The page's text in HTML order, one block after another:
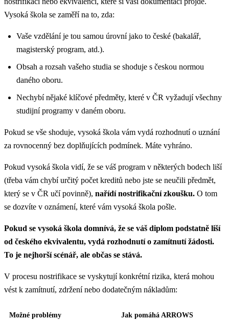
Vysoká škola se zaměří na to, zda:
Vaše vzdělání je tou samou úrovní jako to české (bakalář,
magisterský program, atd.).
Obsah a rozsah vašeho studia se shoduje s českou normou
daného oboru.
Nechybí nějaké klíčové předměty, které v ČR vyžadují všechny
studijní programy v daném oboru.
Pokud se vše shoduje, vysoká škola vám vydá rozhodnutí o uznání
za rovnocenný bez doplňujících podmínek. Máte vyhráno.
Pokud vysoká škola vidí, že se váš program v některých bodech liší
(třeba vám chybí určitý počet kreditů nebo jste se neučili předmět,
který se v ČR učí povinně), nařídí nostrifikační zkoušku. O tom
se dozvíte v oznámení, které vám vysoká škola pošle.
Pokud se vysoká škola domnívá, že se váš diplom podstatně liší
od českého ekvivalentu, vydá rozhodnutí o zamítnutí žádosti.
To je nejhorší scénář, ale občas se stává.
V procesu nostrifikace se vyskytují konkrétní rizika, která mohou
vést k zamítnutí, zdržení nebo dodatečným nákladům:
Možné problémy
Jak pomáhá ARROWS